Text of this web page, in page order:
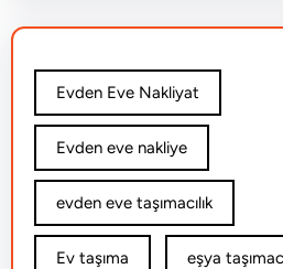
Evden Eve Nakliyat
Evden eve nakliye
evden eve taşımacılık
Ev taşıma eşya